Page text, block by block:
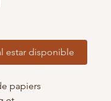
estar disponible
papiers